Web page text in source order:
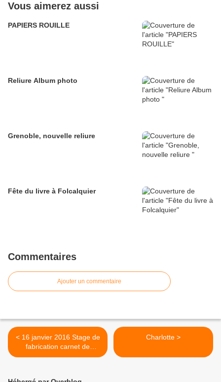
Vous aimerez aussi
PAPIERS ROUILLE
Reliure Album photo
Grenoble, nouvelle reliure
Fête du livre à Folcalquier
Commentaires
Ajouter un commentaire
< 16 janvier 2016 Stage de
fabrication carnet de
voyage
Charlotte >